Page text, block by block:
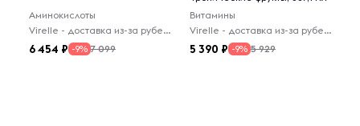
Аминокислоты
Virelle - доставка из-за рубежа
6 454 -9% 7 099
Витамины
Virelle - доставка из-за рубежа
5 390 -9% 5 929